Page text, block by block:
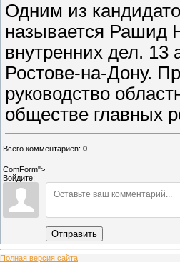
Одним из
называется Рашид
внутренних дел.
Ростове-на-Дону.
руководство
обществе главных
Всего комментариев: 0
ComForm">
Войдите:
Отправить
Полная версия сайта